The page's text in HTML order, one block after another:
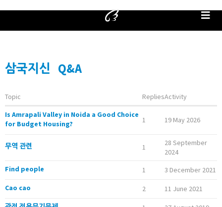
삼국지신 Q&A
Topic RepliesActivity
Is Amrapali Valley in Noida a Good Choice
for Budget Housing?
1 19 May 2026
무역 관련 1
28 September
2024
Find people
1
3 December 2021
Cao cao
2
11 June 2021